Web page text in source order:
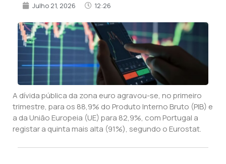
Julho 21, 2026 12:26
A dívida pública da zona euro agravou-se, no primeiro
trimestre, para os 88,9% do Produto Interno Bruto (PIB) e
a da União Europeia (UE) para 82,9%, com Portugal a
registar a quinta mais alta (91%), segundo o Eurostat.